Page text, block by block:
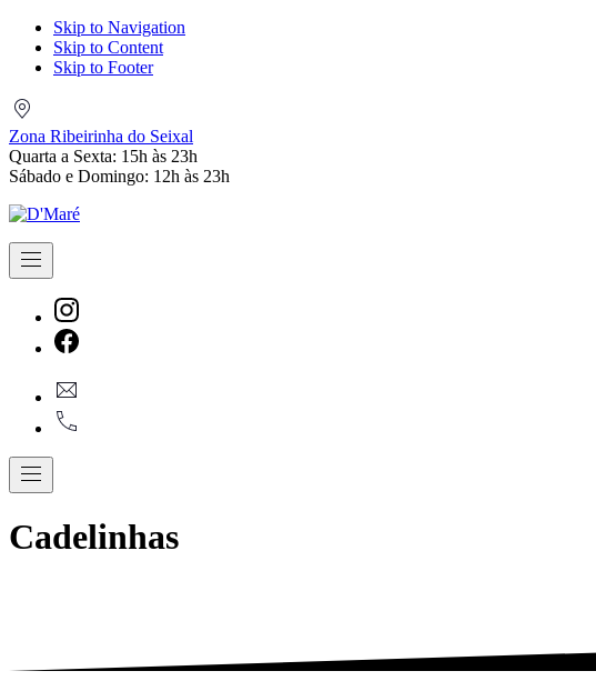
Skip to Navigation
Skip to Content
Skip to Footer
do
Seixal
Zona Ribeirinha do Seixal
Quarta a Sexta: 15h às 23h
Sábado e Domingo: 12h às 23h
Navigation
New
Window
Window
Navigation
Cadelinhas